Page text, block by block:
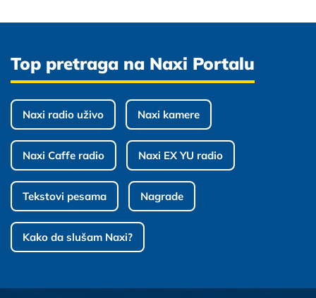
Top pretraga na Naxi Portalu
Naxi radio uživo Naxi kamere
Naxi Caffe radio Naxi EX YU radio
Tekstovi pesama Nagrade
Kako da slušam Naxi?